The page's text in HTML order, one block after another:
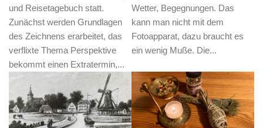
und Reisetagebuch statt.
Zunächst werden Grundlagen
des Zeichnens erarbeitet, das
verflixte Thema Perspektive
bekommt einen Extratermin,...
Wetter, Begegnungen. Das
kann man nicht mit dem
Fotoapparat, dazu braucht es
ein wenig Muße. Die...